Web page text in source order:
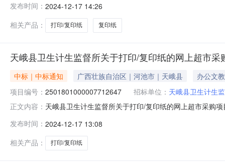
80克A4箱9.002101890服务要求或标的基本概况：七、
发布时间： 2024-12-17 14:26
相关产品：
打印/复印纸 复印纸
天峨县卫生计生监督所关于打印/复印纸的网上超市采
中标｜中标通知 广西壮族自治区｜河池市｜天峨县
办公文教
项目编号： 2501801000007712647 招标单位： 天峨县卫生计生
正文内容： 天峨县卫生计生监督所关于打印/复印纸的网上超市采购
联系电话:/采购计划信息：序号采购计划文号信息采购计
发布时间： 2024-12-17 13:08
相关产品：
打印/复印纸